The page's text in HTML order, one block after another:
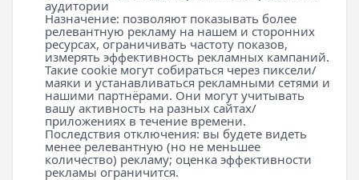
аудитории
Назначение: позволяют показывать более
релевантную рекламу на нашем и сторонних
ресурсах, ограничивать частоту показов,
измерять эффективность рекламных кампаний.
Такие cookie могут собираться через пиксели/
маяки и устанавливаться рекламными сетями и
нашими партнёрами. Они могут учитывать
вашу активность на разных сайтах/
приложениях в течение времени.
Последствия отключения: вы будете видеть
менее релевантную (но не меньшее
количество) рекламу; оценка эффективности
рекламы ограничится.